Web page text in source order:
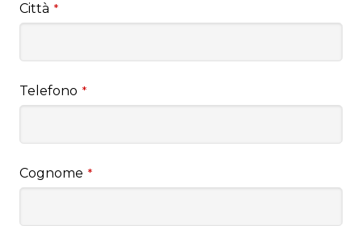
Città *
Telefono *
Cognome *